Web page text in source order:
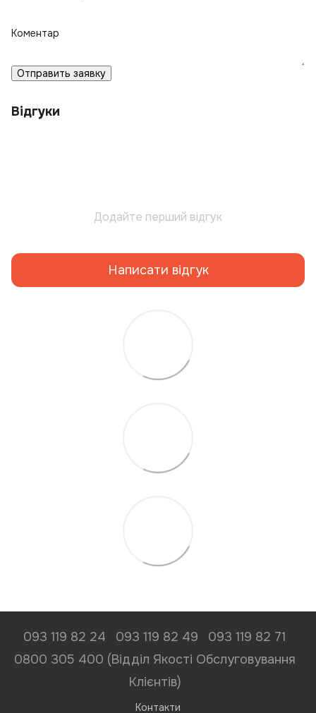
Коментар
Отправить заявку
Відгуки
Додайте перший відгук
Написати відгук
093 119 82 24 093 119 82 49
093 119 82 71
0800 305 400 (Відділ Якості Обслуговування
Клієнтів)
Контакти